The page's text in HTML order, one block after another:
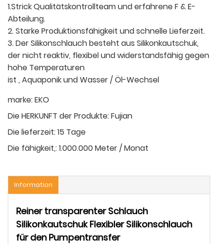
1.Strick Qualitätskontrollteam und erfahrene F & E-
Abteilung.
2. Starke Produktionsfähigkeit und schnelle Lieferzeit.
3. Der Silikonschlauch besteht aus Silikonkautschuk,
der nicht reaktiv, flexibel und widerstandsfähig gegen
hohe Temperaturen
ist , Aquaponik und Wasser / Öl-Wechsel
marke:EKO
Die HERKUNFT der Produkte:Fujian
Die lieferzeit:15 Tage
Die fähigkeit,:1.000.000 Meter / Monat
Information
Reiner transparenter Schlauch
Silikonkautschuk Flexibler Silikonschlauch
für den Pumpentransfer